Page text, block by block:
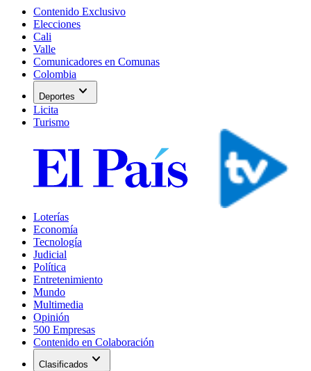
Contenido Exclusivo
Elecciones
Cali
Valle
Comunicadores en Comunas
Colombia
Deportes expand_more
Licita
Turismo
Loterías
Economía
Tecnología
Judicial
Política
Entretenimiento
Mundo
Multimedia
Opinión
500 Empresas
Contenido en Colaboración
Clasificados expand_more